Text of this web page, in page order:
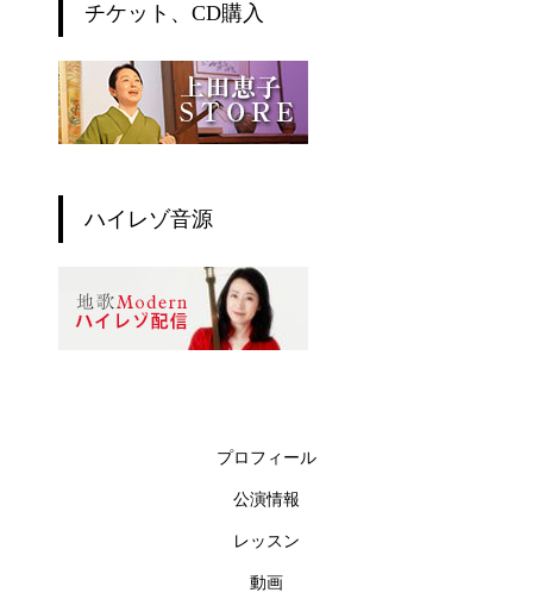
チケット、CD購入
ハイレゾ音源
プロフィール
公演情報
レッスン
動画